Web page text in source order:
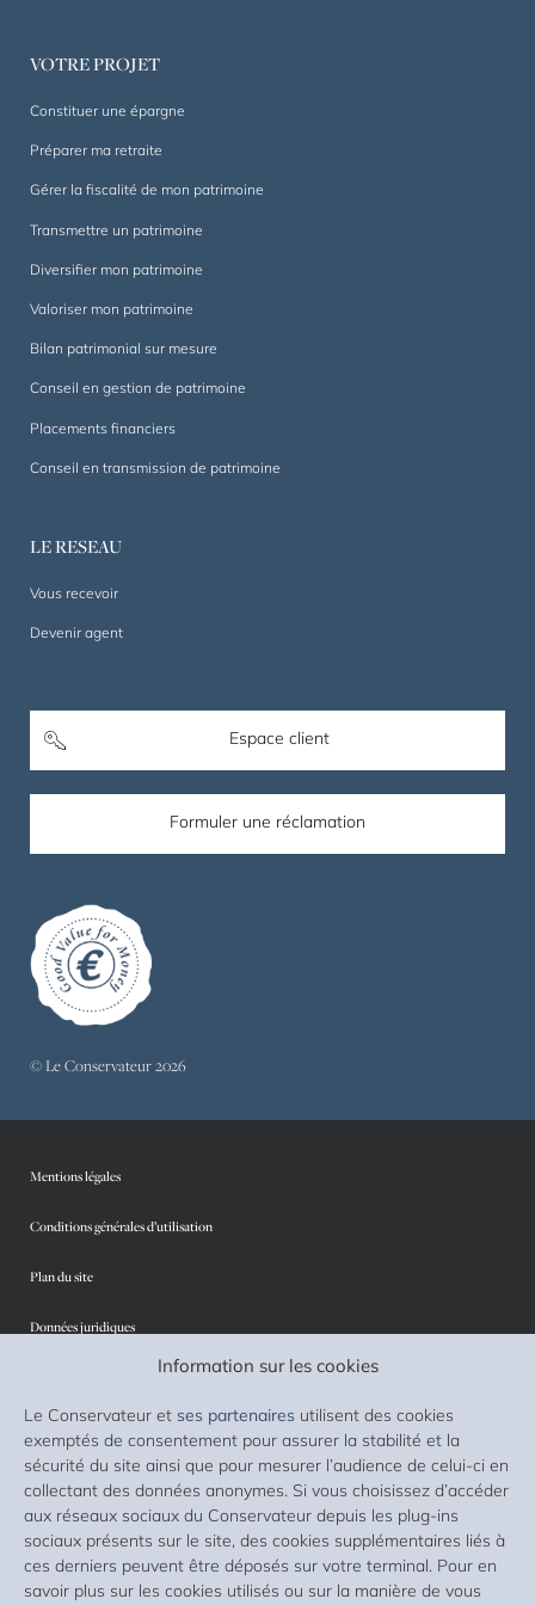
Information sur les cookies
Le Conservateur et ses partenaires utilisent des cookies
exemptés de consentement pour assurer la stabilité et la
sécurité du site ainsi que pour mesurer l’audience de celui-ci en
collectant des données anonymes. Si vous choisissez d’accéder
aux réseaux sociaux du Conservateur depuis les plug-ins
sociaux présents sur le site, des cookies supplémentaires liés à
ces derniers peuvent être déposés sur votre terminal. Pour en
savoir plus sur les cookies utilisés ou sur la manière de vous
VOTRE PROJET
Constituer une épargne
Préparer ma retraite
Gérer la fiscalité de mon patrimoine
Transmettre un patrimoine
Diversifier mon patrimoine
Valoriser mon patrimoine
Bilan patrimonial sur mesure
Conseil en gestion de patrimoine
Placements financiers
Conseil en transmission de patrimoine
LE RESEAU
Vous recevoir
Devenir agent
Espace client
Formuler une réclamation
© Le Conservateur 2026
Mentions légales
Conditions générales d’utilisation
Plan du site
Données juridiques
Protection des données personnelles
Sécurité
Cookies
Accessibilité : non conforme
Liste des supports d’investissement